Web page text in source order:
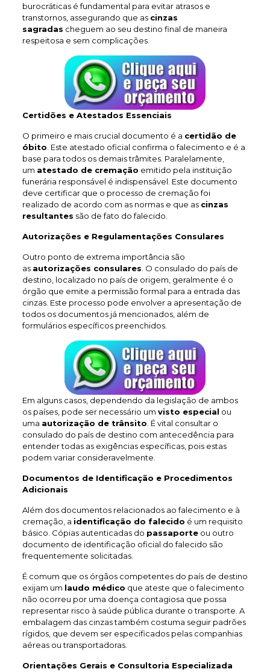
burocráticas é fundamental para evitar atrasos e
transtornos, assegurando que as cinzas
sagradas cheguem ao seu destino final de maneira
respeitosa e sem complicações.
Certidões e Atestados Essenciais
O primeiro e mais crucial documento é a certidão de
óbito . Este atestado oficial confirma o falecimento e é a
base para todos os demais trâmites. Paralelamente,
um atestado de cremação emitido pela instituição
funerária responsável é indispensável. Este documento
deve certificar que o processo de cremação foi
realizado de acordo com as normas e que as cinzas
resultantes são de fato do falecido.
Autorizações e Regulamentações Consulares
Outro ponto de extrema importância são
as autorizações consulares . O consulado do país de
destino, localizado no país de origem, geralmente é o
órgão que emite a permissão formal para a entrada das
cinzas. Este processo pode envolver a apresentação de
todos os documentos já mencionados, além de
formulários específicos preenchidos.
Em alguns casos, dependendo da legislação de ambos
os países, pode ser necessário um visto especial ou
uma autorização de trânsito . É vital consultar o
consulado do país de destino com antecedência para
entender todas as exigências específicas, pois estas
podem variar consideravelmente.
Documentos de Identificação e Procedimentos
Adicionais
Além dos documentos relacionados ao falecimento e à
cremação, a identificação do falecido é um requisito
básico. Cópias autenticadas do passaporteou outro
documento de identificação oficial do falecido são
frequentemente solicitadas.
É comum que os órgãos competentes do país de destino
exijam um laudo médico que ateste que o falecimento
não ocorreu por uma doença contagiosa que possa
representar risco à saúde pública durante o transporte. A
embalagem das cinzas também costuma seguir padrões
rígidos, que devem ser especificados pelas companhias
aéreas ou transportadoras.
Orientações Gerais e Consultoria Especializada